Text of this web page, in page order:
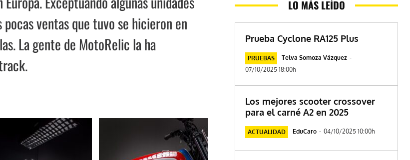
ventas que tuvo se hicieron en
La gente de MotoRelic la ha
LO MÁS LEÍDO
Prueba Cyclone RA125 Plus
PRUEBAS Telva Somoza Vázquez -
07/10/2025 18:00h
Los mejores scooter crossover
para el carné A2 en 2025
ACTUALIDAD EduCaro - 04/10/2025 10:00h